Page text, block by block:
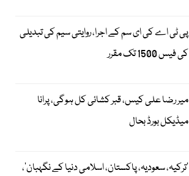
پی ٹی اے کی ای سم کے اجرا، روایتی سیم کی تبدیلی
کی فیس 1500 تک مقرر
میر رضا علی کیس، قبر کشائی کل ہوگی، پرانا
میڈیکل بورڈ بحال
‘ترکیہ، سعودیہ، پاکستان، اسلامی دنیا کے نگہبان’،